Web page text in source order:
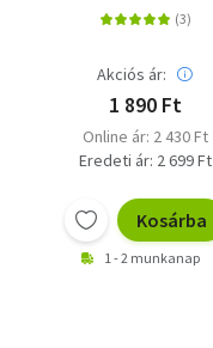
Akciós ár:
1 890 Ft
Online ár: 2 430 Ft
Eredeti ár: 2 699 Ft
Kosárba
1 - 2 munkanap